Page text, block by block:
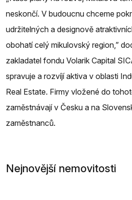
neskončí. V budoucnu chceme
udržitelných a designově
obohatí celý mikulovský region,”
zakladatel fondu Volarik Capital
spravuje a rozvíjí aktiva v oblasti
Real Estate. Firmy vložené do
zaměstnávají v Česku a na
zaměstnanců.
Nejnovější nemovitosti